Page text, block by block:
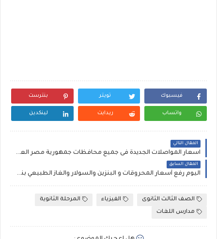
فيسبوك تويتر بنترست
واتساب ريدايت لينكدين
المقال التالي
اسعار المواصلات الجديدة فى جميع محافظات جمهورية مصر العربية بعد غلاء اسعار البنزين والبترول . تعريفة الركوب الجديدة.
المقال السابق
اليوم رفع أسعار المحروقات و البنزين والسولار والغاز الطبيعي بنسبة 40% .اسعار البنزين الجديدة
الصف الثالث الثانوى الفيزياء
المرحلة الثانوية
مدارس اللغات